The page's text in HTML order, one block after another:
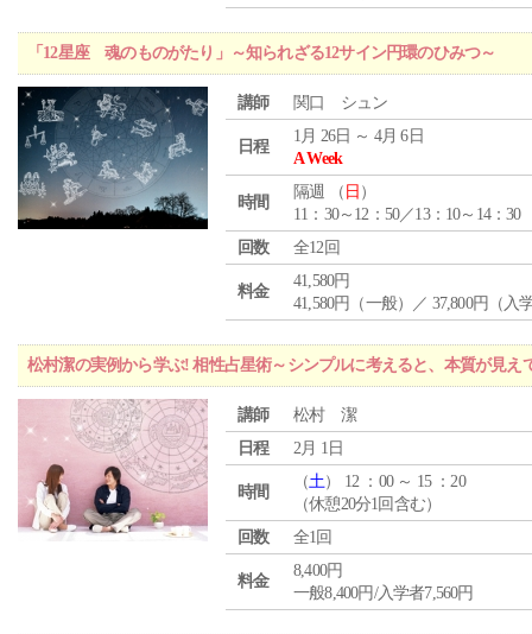
「12星座 魂のものがたり」～知られざる12サイン円環のひみつ～
講師 関口 シュン
日程
1月 26日 ～ 4月 6日
A Week
時間
隔週 （ 日 ）
11：30～12：50／13：10～14：30
回数
全12回
料金
41,580円
41,580円（一般）／ 37,800円（入
松村潔の実例から学ぶ! 相性占星術～シンプルに考えると、本質が見え
講師
松村 潔
日程
2月 1日
時間
（土） 12 ：00 ～ 15 ：20
（休憩20分1回含む）
回数
全1回
料金
8,400円
一般8,400円/入学者7,560円